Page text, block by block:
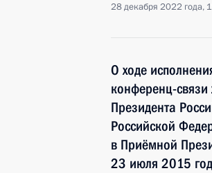
28 декабря 2022 года,
О ходе
конференц-связи
Президента
Российской
в Приёмной
23 июля 2015